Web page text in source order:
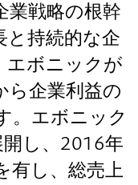
業戦略の根幹
と持続的な企
エボニックが
ら企業利益の
。エボニック
し、2016年
有し、総売上